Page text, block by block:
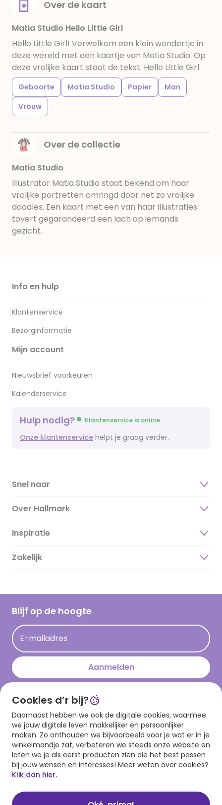
Over de kaart
Matia Studio Hello Little Girl
Hello Little Girl! Verwelkom een klein wondertje in
deze wereld met een kaartje van Matia Studio. Op
deze vrolijke kaart staat de tekst: Hello Little Girl
Geboorte Matia Studio Papier
Man
Vrouw
Over de collectie
Matia Studio
Illustrator Matia Studio staat bekend om haar
vrolijke portretten omringd door net zo vrolijke
doodles. Een kaart met een van haar illustraties
tovert gegarandeerd een lach op iemands
gezicht.
Info en hulp
Klantenservice
Bezorginformatie
Mijn account
Nieuwsbrief voorkeuren
Kalenderservice
Hulp nodig? Klantenservice is online
Onze klantenservice helpt je graag verder.
Snel naar
Over Hallmark
Over ons
Duurzaamheid
Hallmark Kaartclub
Acties
Persberichten
Hallmark en Kinderpostzegels
Inspiratie
Magazine
Cadeau inspiratie
Kaartinspiratie
Zakelijk
Blijf op de hoogte
E-mailadres
Aanmelden
Download onze app
Cookies d’r bij?
Daarnaast hebben we ook de digitale cookies, waarmee
we jouw digitale leven makkelijker en persoonlijker
maken. Zo onthouden we bijvoorbeeld voor je wat er in je
winkelmandje zat, verbeteren we steeds onze website en
laten we je als eerst producten zien die het best passen
bij jouw wensen en interesses! Meer weten over cookies?
Klik dan hier.